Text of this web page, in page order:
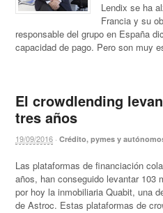
Lendix se ha
Francia y su
responsable del grupo en España
capacidad de pago. Pero son muy
El crowdlending
tres años
19/09/2016 · Crédito, pymes y
Las plataformas de financiación
años, han conseguido levantar 103
por hoy la inmobiliaria Quabit, una
de Astroc. Estas plataformas de